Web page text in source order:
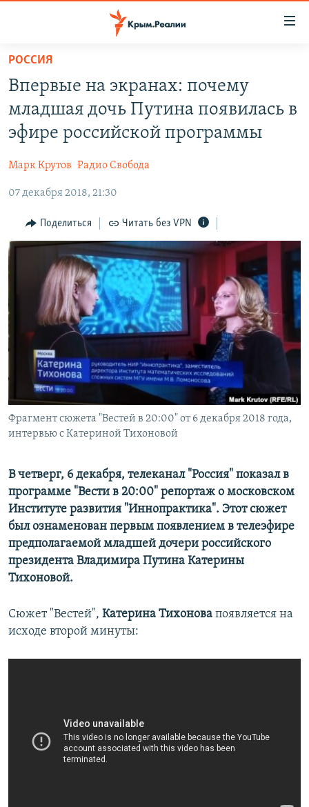
Вернуться
основному
содержанию
Вернутся
главной
навигации
Вернутся
поиску
СПЕЦПРОЕКТЫ
11 ЛЕТ ОККУПАЦИИ КРЫМА. 11 ИСТОРИЙ СОПРОТИВЛЕНИЯ
ВОДА
ЕЩЕ
ИНТЕРАКТИВ
ИНФОГРАФИКА
ТЕЛЕПРОЕКТ КРЫМ.РЕАЛИИ
СОВЕТЫ ПРАВОЗАЩИТНИКОВ
ПРОПАВШИЕ БЕЗ ВЕСТИ
ПОБЕДИТЕЛЕЙ НЕ СУДЯТ?
КРЫМ.НЕПОКОРЕННЫЙ
ELIFBE
УКРАИНСКАЯ ПРОБЛЕМА КРЫМА
РАДІО СВОБОДА
КАК ОБОЙТИ БЛОКИРОВКУ
Українською
Qırımtatar
ПРИСОЕДИНЯЙТЕСЬ!
Все сайты RFE/RL
РОССИЯ
Впервые на экранах: почему
младшая дочь Путина появилась в
эфире российской программы
Марк Крутов Радио Свобода
07 декабря 2018, 21:30
Поделиться Читать без VPN
Фрагмент сюжета "Вестей в 20:00" от 6 декабря 2018 года,
интервью с Катериной Тихоновой
В четверг, 6 декабря, телеканал "Россия" показал в
программе "Вести в 20:00" репортаж о московском
Институте развития "Иннопрактика". Этот сюжет
был ознаменован первым появлением в телеэфире
предполагаемой младшей дочери российского
президента Владимира Путина Катерины
Тихоновой.
Сюжет "Вестей", Катерина Тихонова появляется на
исходе второй минуты: